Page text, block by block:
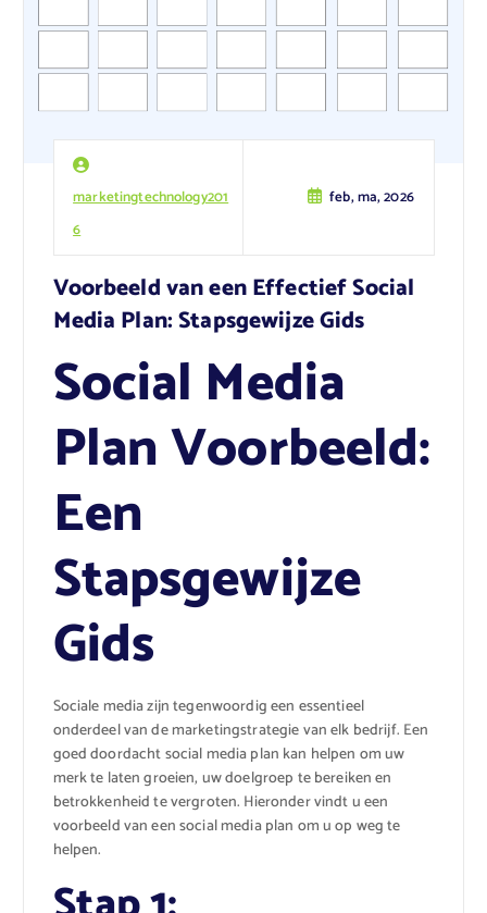
marketingtechnology201
6
feb, ma, 2026
Voorbeeld van een Effectief Social
Media Plan: Stapsgewijze Gids
Social Media
Plan Voorbeeld:
Een
Stapsgewijze
Gids
Sociale media zijn tegenwoordig een essentieel
onderdeel van de marketingstrategie van elk bedrijf. Een
goed doordacht social media plan kan helpen om uw
merk te laten groeien, uw doelgroep te bereiken en
betrokkenheid te vergroten. Hieronder vindt u een
voorbeeld van een social media plan om u op weg te
helpen.